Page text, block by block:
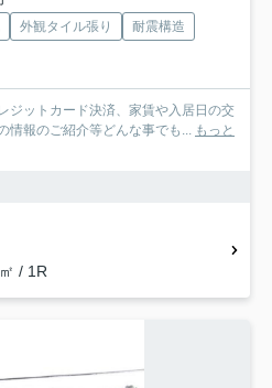
外観タイル張り
耐震構造
ジットカード決済、家賃や入居日の交
情報のご紹介等どんな事でも... もっと
/ 1R